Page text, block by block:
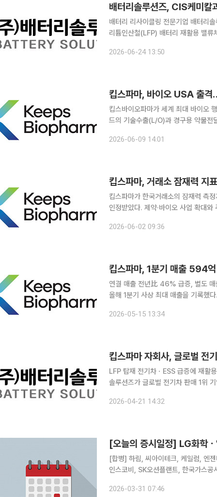
배터리솔루션즈, CIS케미
배터리 리사이클링 전문기업 배터리
리튬인산철(LFP) 배터리 재활용 밸
지 재활용 기업 CIS케미칼과 'LFP 폐
2026-06-24 13:50
킵스바이오파마가 세계 최대 바이오
드의 기술수출(L/O)과 경구용 약물전
일 미국 샌디에이고에서 열리는 ‘바
2026-06-09 14:01
킵스파마가 한국거래소의 잠재력 측
인정받았다. 제약·바이오 사업 확대
2026-06-02 09:36
연결 매출 전년比 46% 급증, 별도 매출은 21배 폭증
올해 1분기 사상 최대 매출을 기록했
킵스파마의 올해 1분기 연결 기준 매
2026-05-15 13:34
LFP 탑재 전기차ㆍESS 급증에 재활용 수요 폭발적 성장
솔루션즈가 글로벌 전기차 판매 1위
A사 한국법인과 전기차 폐배터리 재
2026-04-21 14:32
[오늘의 증시일정] LG화학
[합병] 하림, 씨아이테크, 케일럼, 엔젠바이오 [상호변경] 인티큐브 [주주총회] 티
인스코비, SK오션플랜트, 한국가스
풀무원, 태경산업, 강원랜드, 영흥, 황
2026-03-31 07:46